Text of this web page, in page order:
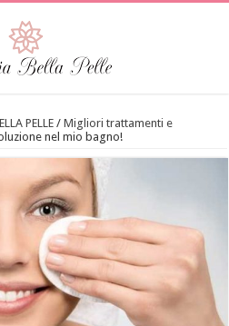
PELLE / Migliori trattamenti e
nel mio bagno!